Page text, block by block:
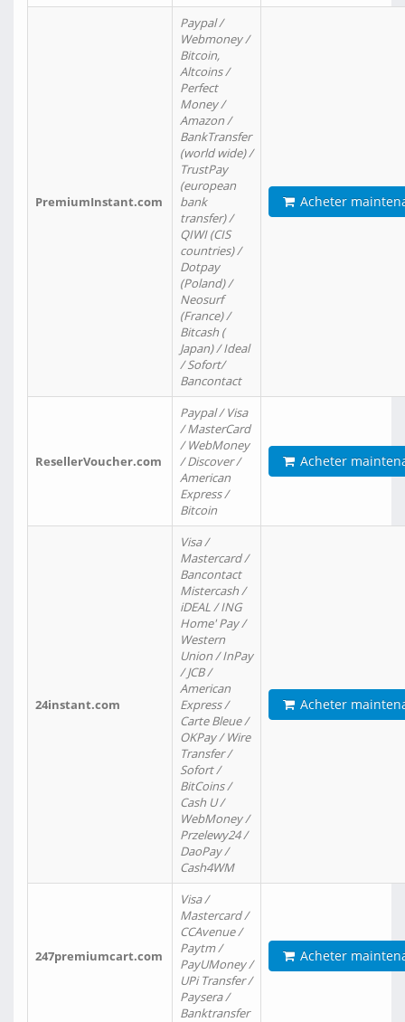
PremiumInstant.com
Paypal /
Webmoney /
Bitcoin,
Altcoins /
Perfect
Money /
Amazon /
BankTransfer
(world wide) /
TrustPay
(european
bank
transfer) /
QIWI (CIS
countries) /
Dotpay
(Poland) /
Neosurf
(France) /
Bitcash (
Japan) / Ideal
/ Sofort/
Bancontact
Acheter
ResellerVoucher.com
Paypal / Visa
/ MasterCard
/ WebMoney
/ Discover /
American
Express /
Bitcoin
Acheter
24instant.com
Visa /
Mastercard /
Bancontact
Mistercash /
iDEAL / ING
Home' Pay /
Western
Union / InPay
/ JCB /
American
Express /
Carte Bleue /
OKPay / Wire
Transfer /
Sofort /
BitCoins /
Cash U /
WebMoney /
Przelewy24 /
DaoPay /
Cash4WM
Acheter
247premiumcart.com
Visa /
Mastercard /
CCAvenue /
Paytm /
PayUMoney /
UPi Transfer /
Paysera /
Banktransfer
Acheter